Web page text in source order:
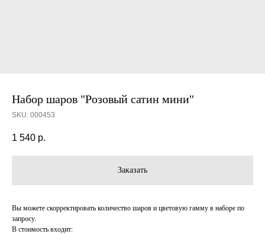
Набор шаров "Розовый сатин мини"
SKU: 000453
1 540 р.
Заказать
Вы можете скорректировать количество шаров и цветовую гамму в наборе по
запросу.
В стоимость входит: